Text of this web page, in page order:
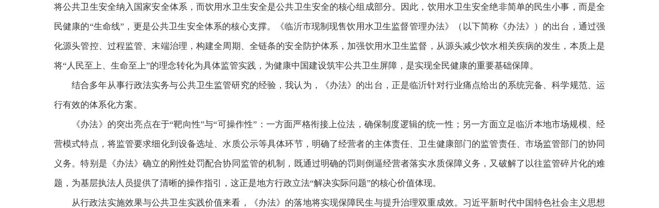
将公共卫生安全纳入国家安全体系，而饮用水卫生安全是公共卫生安全的核心组成部分。因此，饮用水卫生安全绝非简单的民生小事，而是全
民健康的“生命线”，更是公共卫生安全体系的核心支撑。《临沂市现制现售饮用水卫生监督管理办法》（以下简称《办法》）的出台，通过强
化源头管控、过程监管、末端治理，构建全周期、全链条的安全防护体系，加强饮用水卫生监督，从源头减少饮水相关疾病的发生，本质上是
将“人民至上、生命至上”的理念转化为具体监管实践，为健康中国建设筑牢公共卫生屏障，是实现全民健康的重要基础保障。
结合多年从事行政法实务与公共卫生监管研究的经验，我认为，《办法》的出台，正是临沂针对行业痛点给出的系统完备、科学规范、运
行有效的体系化方案。
《办法》的突出亮点在于“靶向性”与“可操作性”：一方面严格衔接上位法，确保制度逻辑的统一性；另一方面立足临沂本地市场规模、经
营模式特点，将监管要求细化到设备选址、水质公示等具体环节，明确了经营者的主体责任、卫生健康部门的监管责任、市场监管部门的协同
义务。特别是《办法》确立的刚性处罚配合协同监管的机制，既通过明确的罚则倒逼经营者落实水质保障义务，又破解了以往监管碎片化的难
题，为基层执法人员提供了清晰的操作指引，这正是地方行政立法“解决实际问题”的核心价值体现。
从行政法实施效果与公共卫生实践价值来看，《办法》的落地将实现保障民生与提升治理双重成效。习近平新时代中国特色社会主义思想